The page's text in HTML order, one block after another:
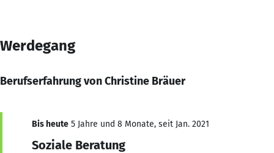
Werdegang
Berufserfahrung von Christine Bräuer
Bis heute 5 Jahre und 8 Monate, seit Jan. 2021
Soziale Beratung